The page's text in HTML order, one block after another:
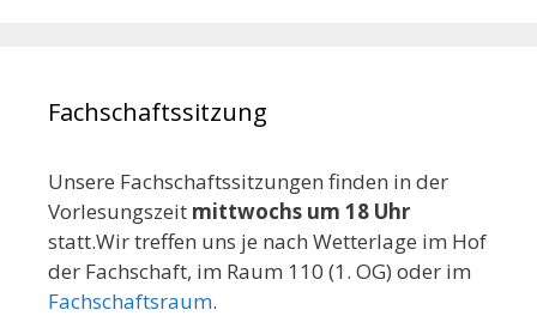
Fachschaftssitzung
Unsere Fachschaftssitzungen finden in der
Vorlesungszeit mittwochs um 18 Uhr
statt.Wir treffen uns je nach Wetterlage im Hof
der Fachschaft, im Raum 110 (1. OG) oder im
Fachschaftsraum.